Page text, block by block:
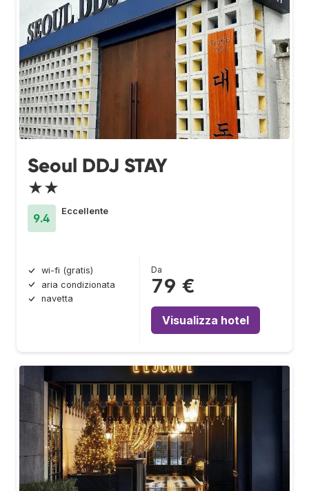
Seoul DDJ STAY
★★
9.4
Eccellente
wi-fi (gratis)
aria condizionata
navetta
Da
79 €
Visualizza hotel